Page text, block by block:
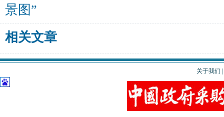
景图”
相关文章
关于我们